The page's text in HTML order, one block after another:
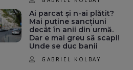
Ai parcat și n-ai plătit?
Mai puține sancțiuni
decât în anii din urmă.
Dar e mai greu să scapi!
Unde se duc banii
GABRIEL KOLBAY